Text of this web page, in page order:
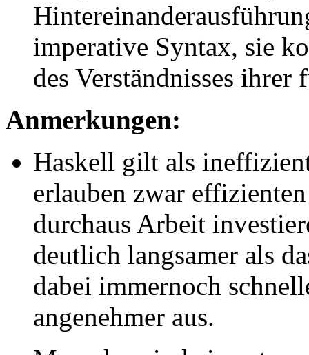
imperative Syntax, sie
des Verständnisses
Anmerkungen:
Haskell gilt als
erlauben zwar
durchaus Arbeit
deutlich langsamer als
dabei immernoch
angenehmer aus.